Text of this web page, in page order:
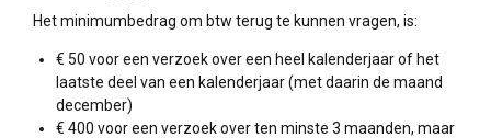
Het minimumbedrag om btw terug te kunnen vragen, is:
€ 50 voor een verzoek over een heel kalenderjaar of het
laatste deel van een kalenderjaar (met daarin de maand
december)
€ 400 voor een verzoek over ten minste 3 maanden, maar